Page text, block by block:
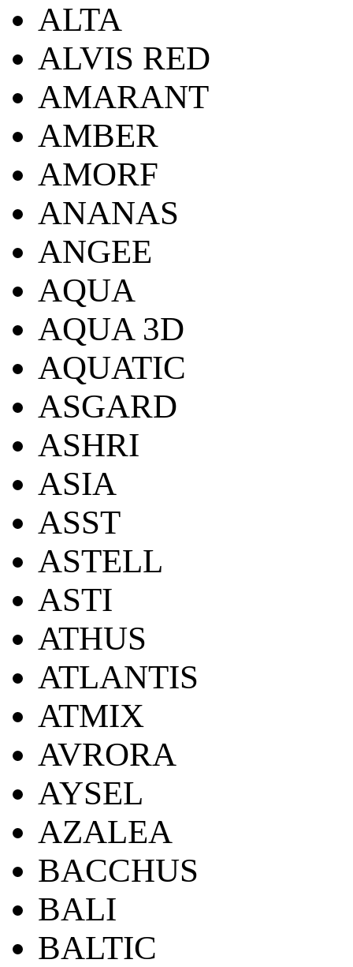
ALTA
ALVIS RED
AMARANT
AMBER
AMORF
ANANAS
ANGEE
AQUA
AQUA 3D
AQUATIC
ASGARD
ASHRI
ASIA
ASST
ASTELL
ASTI
ATHUS
ATLANTIS
ATMIX
AVRORA
AYSEL
AZALEA
BACCHUS
BALI
BALTIC